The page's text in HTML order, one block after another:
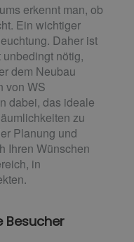
erkennt man, ob
Ein wichtiger
Daher ist
nötig,
dem Neubau
von WS
dabei, das ideale
zu
Planung und
Ihren Wünschen
in
Besucher